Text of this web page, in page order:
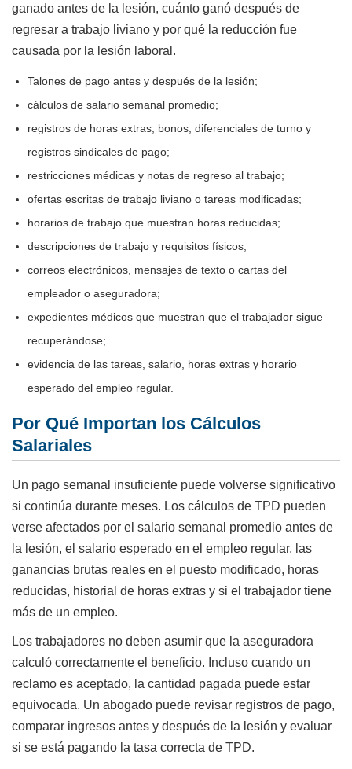
ganado antes de la lesión, cuánto ganó después de
regresar a trabajo liviano y por qué la reducción fue
causada por la lesión laboral.
Talones de pago antes y después de la lesión;
cálculos de salario semanal promedio;
registros de horas extras, bonos, diferenciales de turno y
registros sindicales de pago;
restricciones médicas y notas de regreso al trabajo;
ofertas escritas de trabajo liviano o tareas modificadas;
horarios de trabajo que muestran horas reducidas;
descripciones de trabajo y requisitos físicos;
correos electrónicos, mensajes de texto o cartas del
empleador o aseguradora;
expedientes médicos que muestran que el trabajador sigue
recuperándose;
evidencia de las tareas, salario, horas extras y horario
esperado del empleo regular.
Por Qué Importan los Cálculos
Salariales
Un pago semanal insuficiente puede volverse significativo
si continúa durante meses. Los cálculos de TPD pueden
verse afectados por el salario semanal promedio antes de
la lesión, el salario esperado en el empleo regular, las
ganancias brutas reales en el puesto modificado, horas
reducidas, historial de horas extras y si el trabajador tiene
más de un empleo.
Los trabajadores no deben asumir que la aseguradora
calculó correctamente el beneficio. Incluso cuando un
reclamo es aceptado, la cantidad pagada puede estar
equivocada. Un abogado puede revisar registros de pago,
comparar ingresos antes y después de la lesión y evaluar
si se está pagando la tasa correcta de TPD.